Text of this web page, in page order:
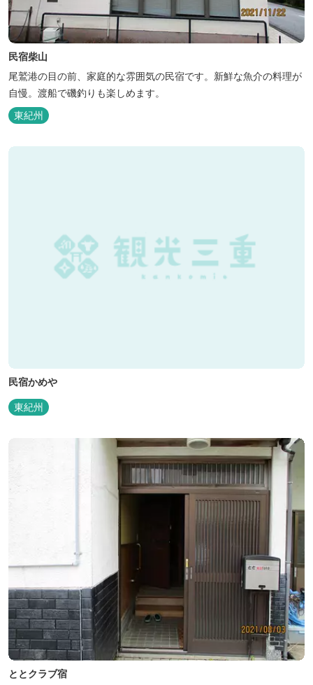
民宿柴山
尾鷲港の目の前、家庭的な雰囲気の民宿です。新鮮な魚介の料理が
自慢。渡船で磯釣りも楽しめます。
東紀州
民宿かめや
東紀州
ととクラブ宿